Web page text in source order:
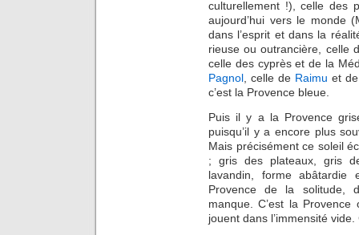
culturellement !), celle des
aujourd’hui vers le monde
dans l’esprit et dans la
rieuse ou outrancière, celle
celle des cyprès et de la
Pagnol, celle de Raimu et
c’est la Provence bleue.
Puis il y a la Provence
puisqu’il y a encore plus
Mais précisément ce soleil
; gris des plateaux, gris
lavandin, forme
Provence de la solitude,
manque. C’est la
jouent dans l’immensité